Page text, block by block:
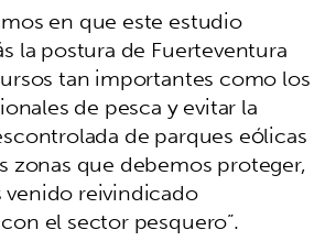
en que este estudio
la postura de Fuerteventura
tan importantes como los
de pesca y evitar la
de parques eólicas
zonas que debemos proteger,
reivindicado
el sector pesquero”.